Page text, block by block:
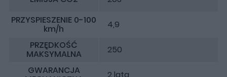
PRZYSPIESZENIE 0-100
km/h
4,9
PRZĘDKOŚĆ
MAKSYMALNA
250
GWARANCJA
2 lata